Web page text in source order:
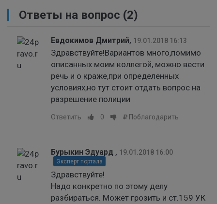
Ответы на вопрос (2)
Евдокимов Дмитрий, 19.01.2018 16:13
Здравствуйте!Вариантов много,помимо
описанных моим коллегой, можно вести
речь и о краже,при определенных
условиях,но тут стоит отдать вопрос на
разрешение полиции
Ответить 0 Поблагодарить
Бурыкин Эдуард , 19.01.2018 16:00
Эксперт портала
Здравствуйте!
Надо конкретно по этому делу
разбираться. Может грозить и ст.159 УК